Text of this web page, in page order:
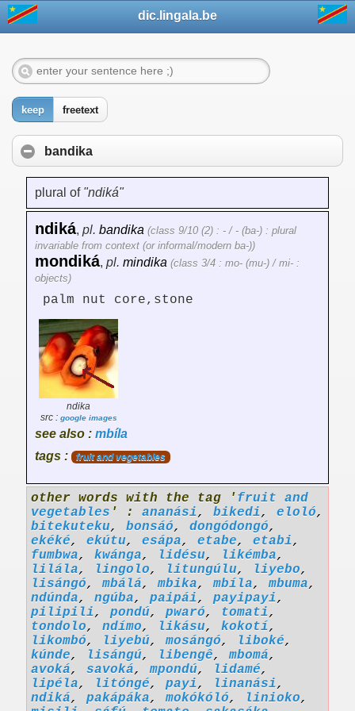
dic.lingala.be
keep freetext
bandika
plural of "ndiká"
ndiká, pl. bandika (class 9/10 (2) : - / - (ba-) : plural
invariable from context (or informal/modern ba-))
mondiká, pl. mindika (class 3/4 : mo- (mu-) / mi- :
objects)
palm nut core,stone
ndika
src : google images
see also : mbíla
tags :
fruit and vegetables
other words with the tag ' fruit and
vegetables ' : ananási, bikedi, eloló,
bitekuteku, bonsáó, dongódongó,
ekéké, ekútu, esápa, etabe, etabi,
fumbwa, kwánga, lidésu, likémba,
lilála, lingolo, litungúlu, liyebo,
lisángó,mbálá,mbika,mbíla,mbuma,
ndúnda, ngúba, paipái, payipayi,
pilipili, pondú, pwaró, tomati,
tondolo, ndímo, likásu, kokotí,
likombó, liyebú,mosángó, liboké,
kúnde, lisángú, libengê,mbomá,
avoká, savoká,mpondú, lidamé,
lipéla, litóngé, payi, linanási,
ndiká, pakápáka,mokókóló, linioko,